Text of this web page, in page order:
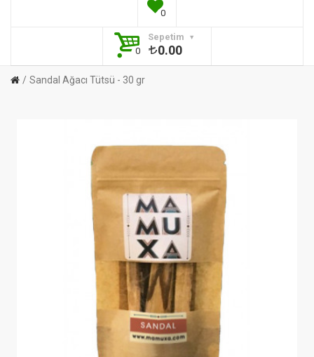
0
Sepetim
0
0.00
Sandal Ağacı Tütsü - 30 gr